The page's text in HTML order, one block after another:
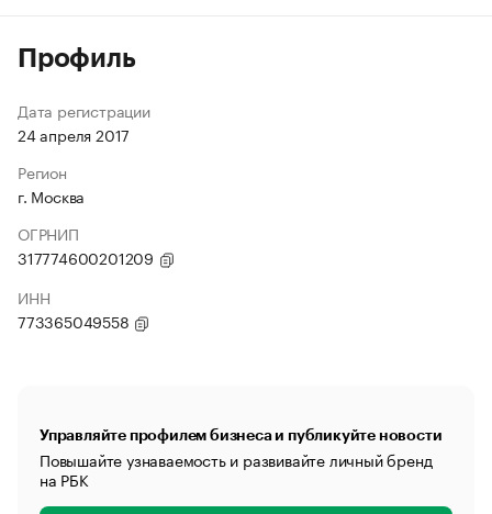
Профиль
Дата регистрации
24 апреля 2017
Регион
г. Москва
ОГРНИП
317774600201209
ИНН
773365049558
Управляйте профилем бизнеса и публикуйте новости
Повышайте узнаваемость и развивайте личный бренд
на РБК